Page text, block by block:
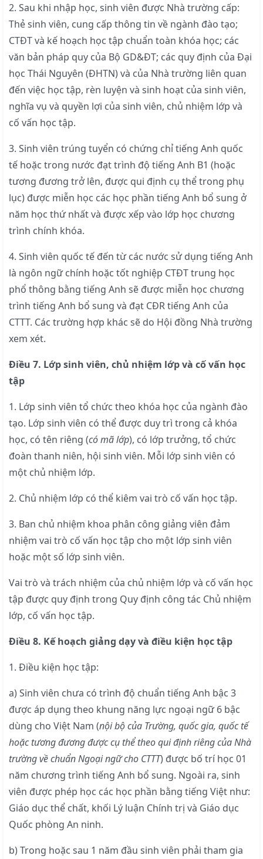
2. Sau khi nhập học, sinh viên được Nhà trường cấp:
Thẻ sinh viên, cung cấp thông tin về ngành đào tạo;
CTĐT và kế hoạch học tập chuẩn toàn khóa học; các
văn bản pháp quy của Bộ GD&ĐT; các quy định của Đại
học Thái Nguyên (ĐHTN) và của Nhà trường liên quan
đến việc học tập, rèn luyện và sinh hoạt của sinh viên,
nghĩa vụ và quyền lợi của sinh viên, chủ nhiệm lớp và
cố vấn học tập.
3. Sinh viên trúng tuyển có chứng chỉ tiếng Anh quốc
tế hoặc trong nước đạt trình độ tiếng Anh B1 (hoặc
tương đương trở lên, được qui định cụ thể trong phụ
lục) được miễn học các học phần tiếng Anh bổ sung ở
năm học thứ nhất và được xếp vào lớp học chương
trình chính khóa.
4. Sinh viên quốc tế đến từ các nước sử dụng tiếng Anh
là ngôn ngữ chính hoặc tốt nghiệp CTĐT trung học
phổ thông bằng tiếng Anh sẽ được miễn học chương
trình tiếng Anh bổ sung và đạt CĐR tiếng Anh của
CTTT. Các trường hợp khác sẽ do Hội đồng Nhà trường
xem xét.
Điều 7. Lớp sinh viên, chủ nhiệm lớp và cố vấn học
tập
1. Lớp sinh viên tổ chức theo khóa học của ngành đào
tạo. Lớp sinh viên có thể được duy trì trong cả khóa
học, có tên riêng (có mã lớp), có lớp trưởng, tổ chức
đoàn thanh niên, hội sinh viên. Mỗi lớp sinh viên có
một chủ nhiệm lớp.
2. Chủ nhiệm lớp có thể kiêm vai trò cố vấn học tập.
3. Ban chủ nhiệm khoa phân công giảng viên đảm
nhiệm vai trò cố vấn học tập cho một lớp sinh viên
hoặc một số lớp sinh viên.
Vai trò và trách nhiệm của chủ nhiệm lớp và cố vấn học
tập được quy định trong Quy định công tác Chủ nhiệm
lớp, cố vấn học tập.
Điều 8. Kế hoạch giảng dạy và điều kiện học tập
1. Điều kiện học tập:
a) Sinh viên chưa có trình độ chuẩn tiếng Anh bậc 3
được áp dụng theo khung năng lực ngoại ngữ 6 bậc
dùng cho Việt Nam (nội bộ của Trường, quốc gia, quốc tế
hoặc tương đương được cụ thể theo qui định riêng của Nhà
trường về chuẩn Ngoại ngữ cho CTTT) được bố trí học 01
năm chương trình tiếng Anh bổ sung. Ngoài ra, sinh
viên được phép học các học phần bằng tiếng Việt như:
Giáo dục thể chất, khối Lý luận Chính trị và Giáo dục
Quốc phòng An ninh.
b) Trong hoặc sau 1 năm đầu sinh viên phải tham gia